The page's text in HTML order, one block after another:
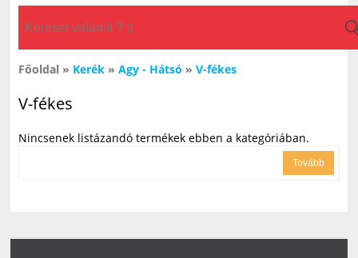
Letöltések Hasznos Hírek
Főoldal » Kerék »Agy - Hátsó »V-fékes
V-fékes
Nincsenek listázandó termékek ebben a kategóriában.
Tovább